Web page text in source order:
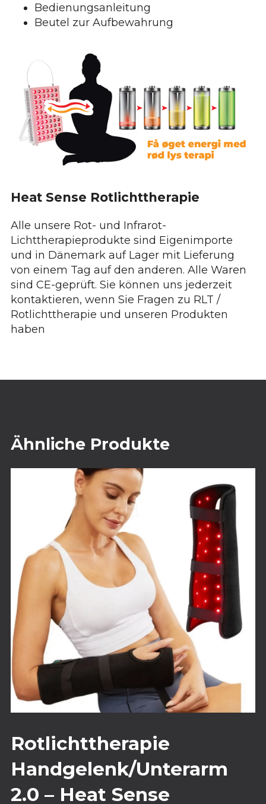
Bedienungsanleitung
Beutel zur Aufbewahrung
Heat Sense Rotlichttherapie
Alle unsere Rot- und Infrarot-
Lichttherapieprodukte sind Eigenimporte
und in Dänemark auf Lager mit Lieferung
von einem Tag auf den anderen. Alle Waren
sind CE-geprüft. Sie können uns jederzeit
kontaktieren, wenn Sie Fragen zu RLT /
Rotlichttherapie und unseren Produkten
haben
Ähnliche Produkte
Rotlichttherapie
Handgelenk/Unterarm
2.0 – Heat Sense